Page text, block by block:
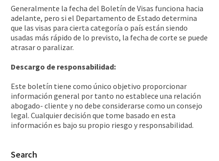
Generalmente la fecha del Boletín de Visas funciona hacia
adelante, pero si el Departamento de Estado determina
que las visas para cierta categoría o país están siendo
usadas más rápido de lo previsto, la fecha de corte se puede
atrasar o paralizar.
Descargo de responsabilidad:
Este boletín tiene como único objetivo proporcionar
información general por tanto no establece una relación
abogado- cliente y no debe considerarse como un consejo
legal. Cualquier decisión que tome basado en esta
información es bajo su propio riesgo y responsabilidad.
Search